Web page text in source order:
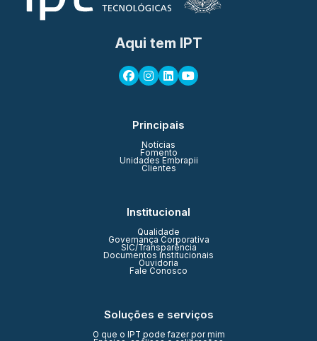
Aqui tem IPT
Principais
Notícias
Fomento
Unidades Embrapii
Clientes
Institucional
Qualidade
Governança Corporativa
SIC/Transparência
Documentos Institucionais
Ouvidoria
Fale Conosco
Soluções e serviços
O que o IPT pode fazer por mim